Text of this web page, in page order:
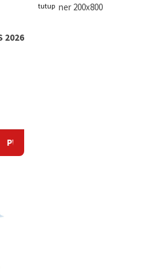
tutup
2026
Gelar Workshop Jurnalistik